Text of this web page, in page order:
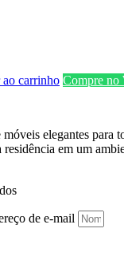
carrinho Compre no
elegantes para
residência em um
de e-mail